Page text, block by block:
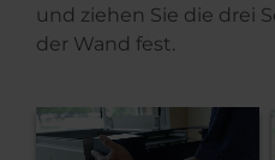
und ziehen Sie die drei
der Wand fest.